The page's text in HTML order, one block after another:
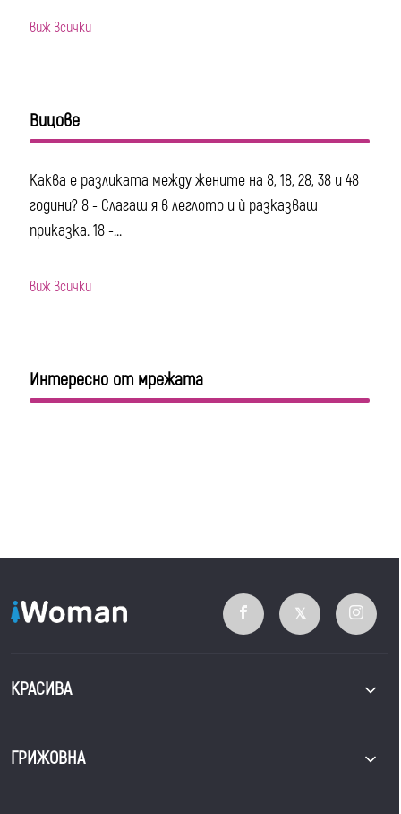
виж всички
Вицове
Каква е разликата между жените на 8, 18, 28, 38 и 48
години? 8 - Слагаш я в леглото и ѝ разказваш
приказка. 18 -...
виж всички
Интересно от мрежата
КРАСИВА
ГРИЖОВНА